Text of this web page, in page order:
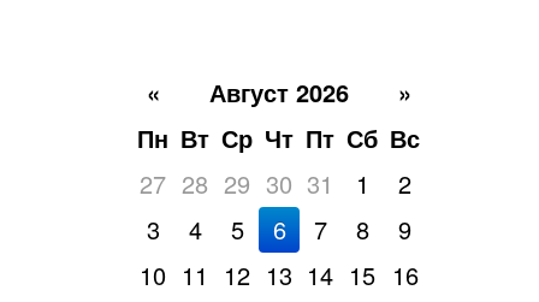
« Август 2026
»
Пн Вт Ср Чт Пт Сб Вс
27 28 29 30 31 1
2
3
4 5 6 7 8
9
10 11 12 13 14 15 16